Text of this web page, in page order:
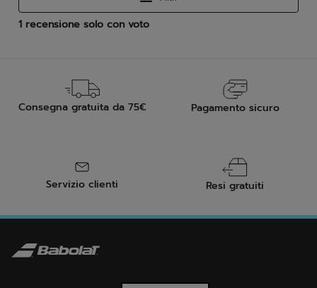
Consegna gratuita da 75€ Pagamento sicuro
Servizio clienti Resi gratuiti